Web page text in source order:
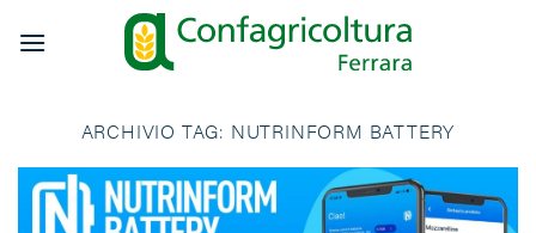
ARCHIVIO TAG: NUTRINFORM BATTERY